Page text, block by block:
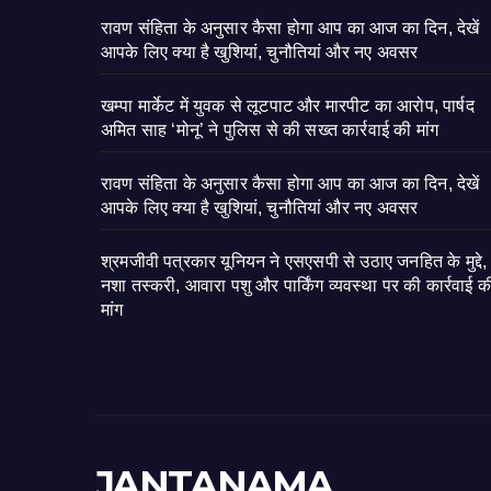
रावण संहिता के अनुसार कैसा होगा आप का आज का दिन, देखें
आपके लिए क्या है खुशियां, चुनौतियां और नए अवसर
खम्पा मार्केट में युवक से लूटपाट और मारपीट का आरोप, पार्षद
अमित साह ‘मोनू’ ने पुलिस से की सख्त कार्रवाई की मांग
रावण संहिता के अनुसार कैसा होगा आप का आज का दिन, देखें
आपके लिए क्या है खुशियां, चुनौतियां और नए अवसर
श्रमजीवी पत्रकार यूनियन ने एसएसपी से उठाए जनहित के मुद्दे,
नशा तस्करी, आवारा पशु और पार्किंग व्यवस्था पर की कार्रवाई
मांग